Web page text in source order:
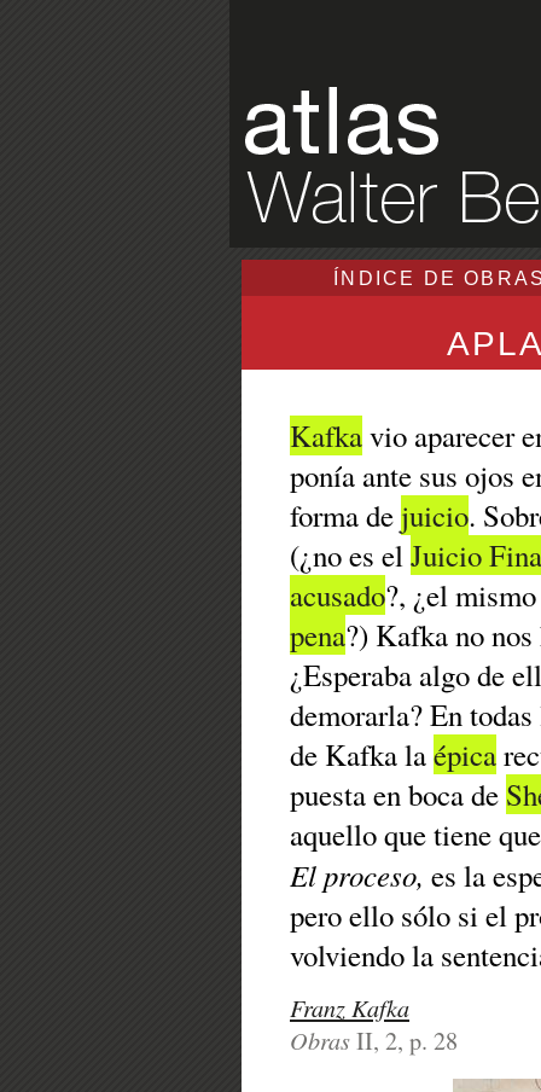
ÍNDICE DE
Kafkavio aparecer
ponía ante sus ojos
forma de juicio.
(¿no es elJuicio
acusado?, ¿el
pena?) Kafka no nos
¿Esperaba algo de
demorarla? En
de Kafka laépica
puesta en boca de
aquello que tiene
El proceso, es la
pero ello sólo si el
volviendo la
Franz Kafka
ObrasII, 2, p. 28